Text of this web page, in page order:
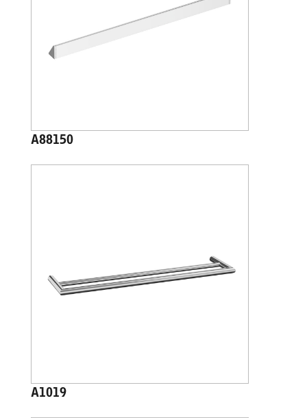
A88150
A1019